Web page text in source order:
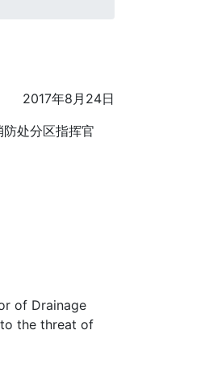
2017年8月24日
处分区指挥官